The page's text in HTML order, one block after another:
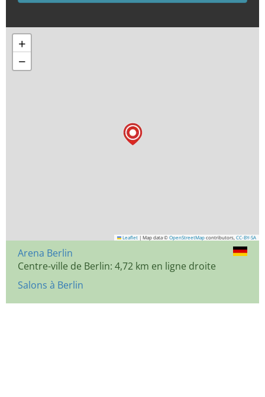
+
−
Leaflet | Map data © OpenStreetMap contributors, CC-BY-SA
Arena Berlin
Centre-ville de Berlin: 4,72 km en ligne droite
Salons à Berlin